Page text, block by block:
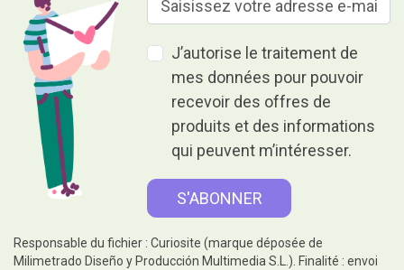
J’autorise le traitement de
mes données pour pouvoir
recevoir des offres de
produits et des informations
qui peuvent m’intéresser.
Responsable du fichier : Curiosite (marque déposée de
Milimetrado Diseño y Producción Multimedia S.L.). Finalité : envoi